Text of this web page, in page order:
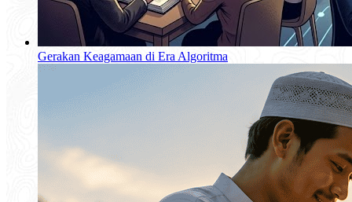
Gerakan Keagamaan di Era Algoritma